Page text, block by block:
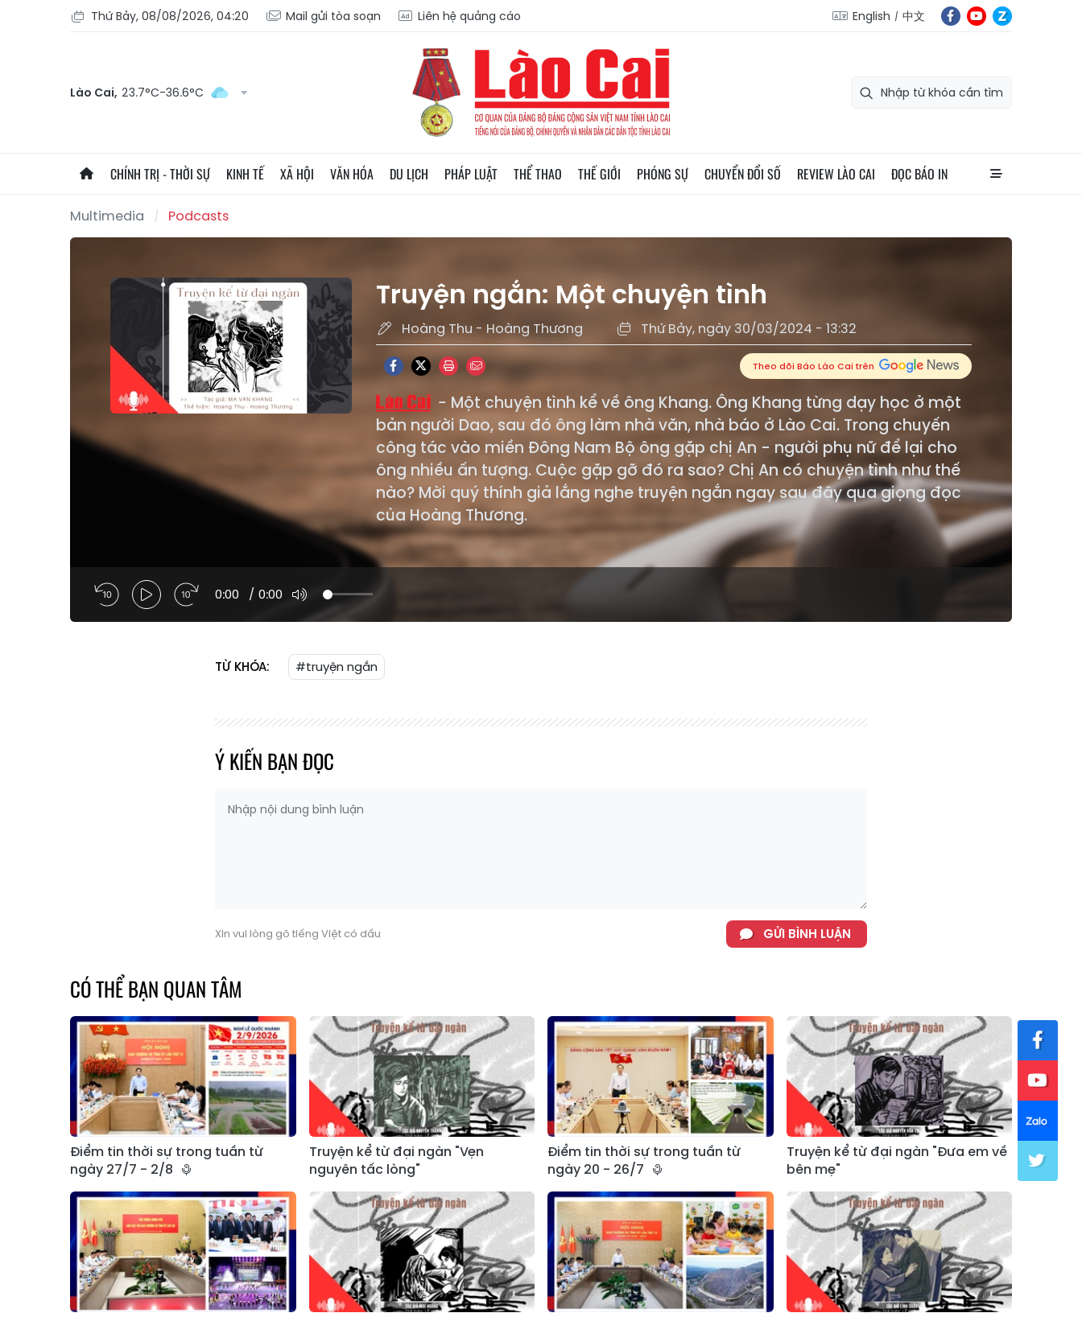
Thứ Bảy, 08/08/2026, 04:20 Mail gửi tòa soạn Liên hệ quảng cáo English 中文
Lào Cai, 23.7°C-36.6°C
CHÍNH TRỊ - THỜI SỰ KINH TẾ XÃ HỘI VĂN HÓA DU LỊCH PHÁP LUẬT THỂ THAO THẾ GIỚI PHÓNG SỰ CHUYỂN ĐỔI SỐ REVIEW LÀO CAI ĐỌC BÁO IN
Multimedia Podcasts
Truyện ngắn: Một chuyện tình
Hoàng Thu - Hoàng Thương Thứ Bảy, ngày 30/03/2024 - 13:32
Theo dõi Báo Lào Cai trên
Một chuyện tình kể về ông Khang. Ông Khang từng dạy học ở một
bản người Dao, sau đó ông làm nhà văn, nhà báo ở Lào Cai. Trong chuyến
công tác vào miền Đông Nam Bộ ông gặp chị An - người phụ nữ để lại cho
ông nhiều ấn tượng. Cuộc gặp gỡ đó ra sao? Chị An có chuyện tình như thế
nào? Mời quý thính giả lắng nghe truyện ngắn ngay sau đây qua giọng đọc
của Hoàng Thương.
0:00 / 0:00
TỪ KHÓA: #truyện ngắn
Ý KIẾN BẠN ĐỌC
Xin vui lòng gõ tiếng Việt có dấu GỬI BÌNH LUẬN
CÓ THỂ BẠN QUAN TÂM
Điểm tin thời sự trong tuần từ
ngày 27/7 - 2/8
Truyện kể từ đại ngàn "Vẹn
nguyên tấc lòng"
Điểm tin thời sự trong tuần từ
ngày 20 - 26/7
Truyện kể từ đại ngàn "Đưa em về
bên mẹ"